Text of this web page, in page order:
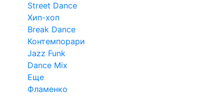
Street Dance
Хип-хоп
Break Dance
Контемпорари
Jazz Funk
Dance Mix
Еще
Фламенко